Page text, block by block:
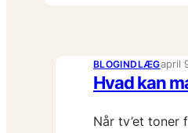
BLOGINDLÆGapril
Hvad kan
Når tv’et toner